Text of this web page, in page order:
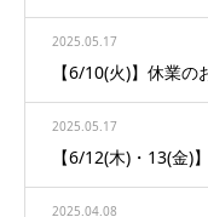
2025.05.17
【6/10(火)】休業の
2025.05.17
【6/12(木)・13(金)
2025.04.08